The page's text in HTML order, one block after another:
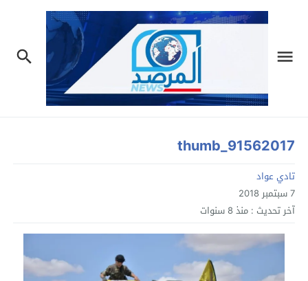
91562017_thumb
تادي عواد
7 سبتمبر 2018
آخر تحديث : منذ 8 سنوات